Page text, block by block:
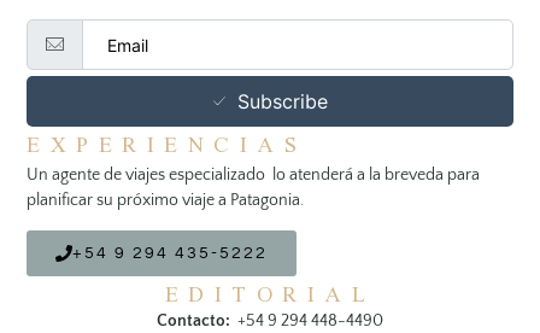
Subscribe
EXPERIENCIAS
Un agente de viajes especializado lo atenderá a la breveda para
planificar su próximo viaje a Patagonia.
+54 9 294 435-5222
EDITORIAL
Contacto: +54 9 294 448-4490